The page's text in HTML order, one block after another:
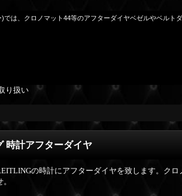
は、クロノマット44等のアフターダイヤベゼルやベルト
り扱い
時計アフターダイヤ
の時計にアフターダイヤを致します。ク